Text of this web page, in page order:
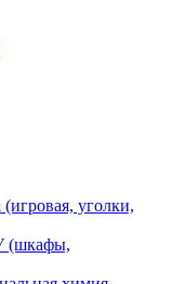
уголки,
(шкафы,